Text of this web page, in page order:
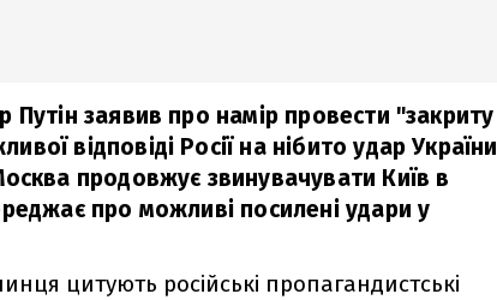
Путін заявив про намір провести "закриту
відповіді Росії на нібито удар України
продовжує звинувачувати Київ в
про можливі посилені удари у
цитують російські пропагандистські